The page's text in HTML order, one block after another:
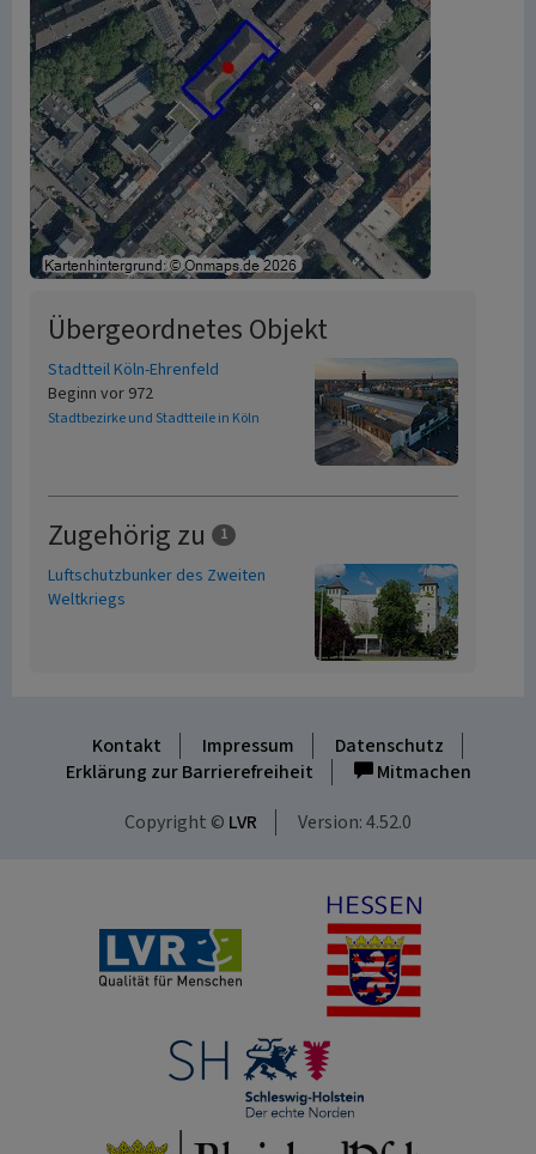
Übergeordnetes Objekt
Stadtteil Köln-Ehrenfeld
Beginn vor 972
Stadtbezirke und Stadtteile in Köln
Zugehörig zu 1
Luftschutzbunker des Zweiten
Weltkriegs
Kontakt Impressum
Datenschutz
Erklärung zur Barrierefreiheit
Mitmachen
Copyright © LVR Version: 4.52.0